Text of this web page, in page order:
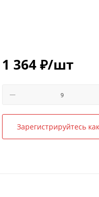
1 364₽/шт
Зарегистрируйтесь